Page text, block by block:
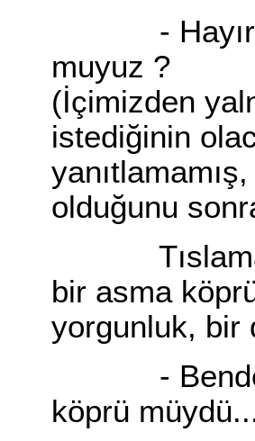
- Hayır,
muyuz ?
(İçimizden
istediğinin
olduğunu
Tıslamayı
bir asma
yorgunluk, bir
- Benden
köprü